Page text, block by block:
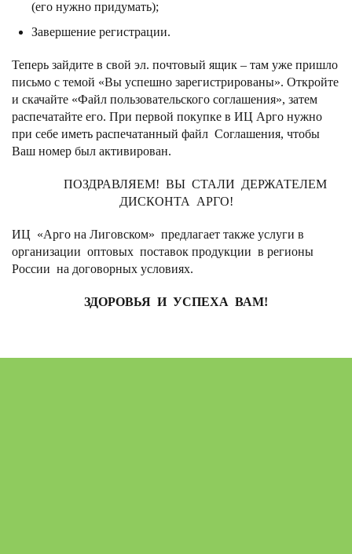
(его нужно придумать);
Завершение регистрации.
Теперь зайдите в свой эл. почтовый ящик – там уже пришло
письмо с темой «Вы успешно зарегистрированы». Откройте
и скачайте «Файл пользовательского соглашения», затем
распечатайте его. При первой покупке в ИЦ Арго нужно
при себе иметь распечатанный файл Соглашения, чтобы
Ваш номер был активирован.
ПОЗДРАВЛЯЕМ! ВЫ СТАЛИ ДЕРЖАТЕЛЕМ
ДИСКОНТА АРГО!
ИЦ «Арго на Лиговском» предлагает также услуги в
организации оптовых поставок продукции в регионы
России на договорных условиях.
ЗДОРОВЬЯ И УСПЕХА ВАМ!